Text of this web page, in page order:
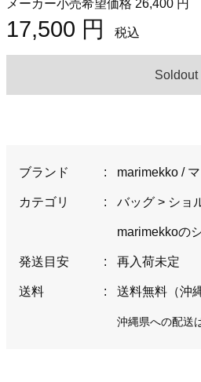
メーカー小売希望価格 26,400 円
17,500 円 税込
Soldout
ブランド : marimekko /
カテゴリ : バッグ> ショ
marimekkoの
発送目安 : 再入荷未定
送料 : 送料無料（沖
沖縄県への配送